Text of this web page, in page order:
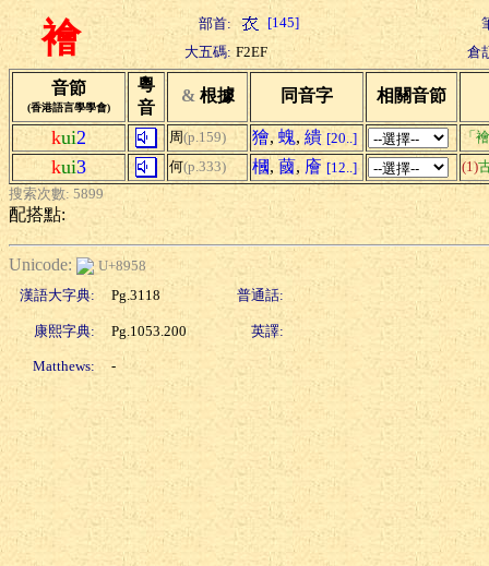
襘 部首: [145]
大五碼: F2EF 倉
音節
(香港語言學學會)
粵
音
& 根據 同音字 相關音節
kui2 周(p.159) 獪, 螝, 繢 [20..] 「
kui3 何(p.333) 槶, 蔮, 廥 [12..] (1)
搜索次數: 5899
配搭點:
Unicode:
U+8958
漢語大字典:
Pg.3118 普通話:
康熙字典: Pg.1053.200 英譯:
Matthews: -